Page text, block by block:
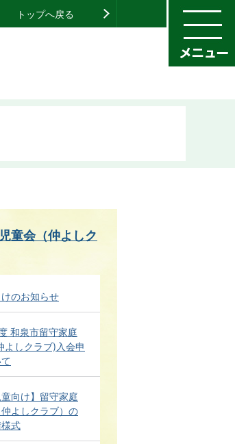
トップへ戻る
童会（仲よしク
のお知らせ
和泉市留守家庭
よしクラブ)入会申
童向け】留守家庭
よしクラブ）の
式